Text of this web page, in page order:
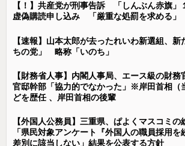
【！】共産党が刑事告訴 「しんぶん赤旗」
虚偽購読申し込み 「厳重な処罰を求める」
【速報】山本太郎が去ったれいわ新選組、
ちの党」 略称「いのち」
【財務省人事】内閣人事局、エース級の財
官邸幹部「協力的でなかった」※岸田首相（
どを歴任 、岸田首相の後輩
【外国人公務員】三重県、ぱよくマスコミの
「県民対象アンケート『外国人の職員採用
差別に該当しない」結果を公表する方針